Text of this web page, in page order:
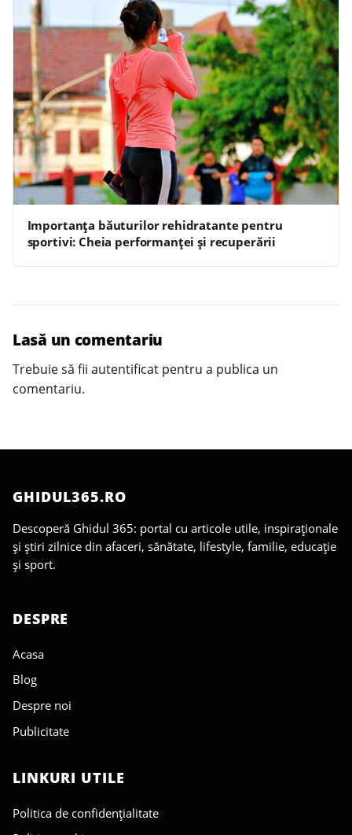
Importanța băuturilor rehidratante pentru
sportivi: Cheia performanței și recuperării
Lasă un comentariu
Trebuie să fii autentificat pentru a publica un
comentariu.
GHIDUL365.RO
Descoperă Ghidul 365: portal cu articole utile, inspiraționale
și știri zilnice din afaceri, sănătate, lifestyle, familie, educație
și sport.
DESPRE
Acasa
Blog
Despre noi
Publicitate
LINKURI UTILE
Politica de confidențialitate